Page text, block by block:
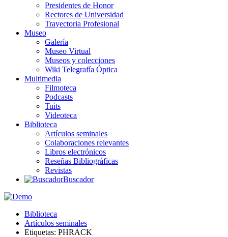
Presidentes de Honor
Rectores de Universidad
Trayectoria Profesional
Museo
Galería
Museo Virtual
Museos y colecciones
Wiki Telegrafía Óptica
Multimedia
Filmoteca
Podcasts
Tuits
Videoteca
Biblioteca
Artículos seminales
Colaboraciones relevantes
Libros electrónicos
Reseñas Bibliográficas
Revistas
Buscador
Biblioteca
Artículos seminales
Etiquetas: PHRACK